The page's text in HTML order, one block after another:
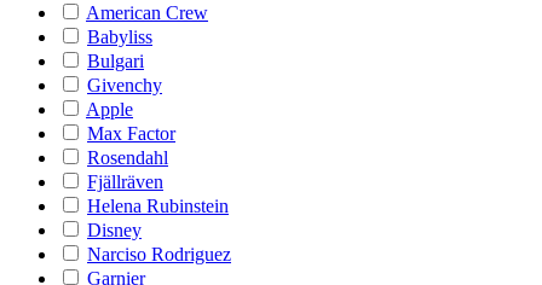
American Crew
Babyliss
Bulgari
Givenchy
Apple
Max Factor
Rosendahl
Fjällräven
Helena Rubinstein
Disney
Narciso Rodriguez
Garnier